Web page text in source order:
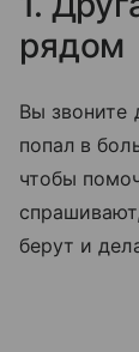
рядом
Вы звоните
попал в
чтобы
берут и